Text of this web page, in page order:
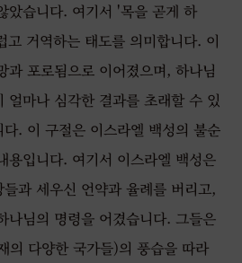
았습니다. 여기서 '목을 곧게 하
고 거역하는 태도를 의미합니다. 이
과 포로됨으로 이어졌으며, 하나님
얼마나 심각한 결과를 초래할 수 있
. 이 구절은 이스라엘 백성의 불순
용입니다. 여기서 이스라엘 백성은
과 세우신 언약과 율례를 버리고,
나님의 명령을 어겼습니다. 그들은
의 다양한 국가들)의 풍습을 따라